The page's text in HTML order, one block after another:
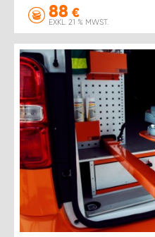
88 €
EXKL. 21 % MWST.